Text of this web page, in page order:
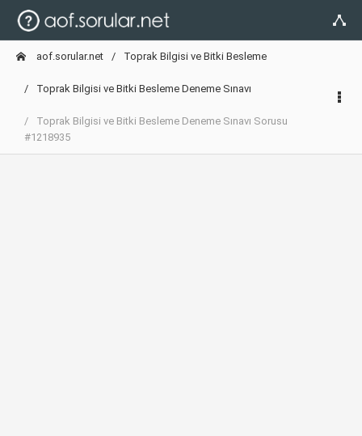
aof.sorular.net Toprak Bilgisi ve Bitki Besleme
Toprak Bilgisi ve Bitki Besleme Deneme Sınavı
Toprak Bilgisi ve Bitki Besleme Deneme Sınavı Sorusu
#1218935